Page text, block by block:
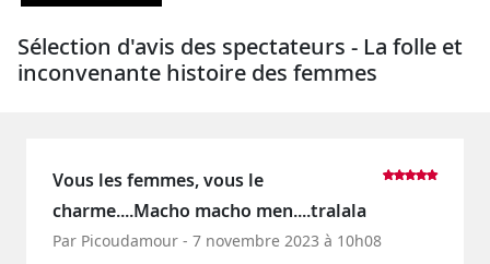
Sélection d'avis des spectateurs - La folle et
inconvenante histoire des femmes
Vous les femmes, vous le
charme....Macho macho men....tralala
Par Picoudamour - 7 novembre 2023 à 10h08